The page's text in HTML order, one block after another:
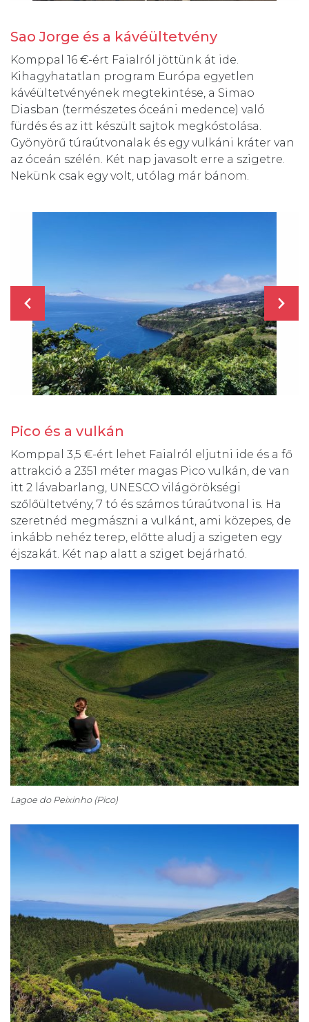
Sao Jorge és a kávéültetvény
Komppal 16 €-ért Faialról jöttünk át ide.
Kihagyhatatlan program Európa egyetlen
kávéültetvényének megtekintése, a Simao
Diasban (természetes óceáni medence) való
fürdés és az itt készült sajtok megkóstolása.
Gyönyörű túraútvonalak és egy vulkáni kráter van
az óceán szélén. Két nap javasolt erre a szigetre.
Nekünk csak egy volt, utólag már bánom.
Pico és a vulkán
Komppal 3,5 €-ért lehet Faialról eljutni ide és a fő
attrakció a 2351 méter magas Pico vulkán, de van
itt 2 lávabarlang, UNESCO világörökségi
szőlőültetvény, 7 tó és számos túraútvonal is. Ha
szeretnéd megmászni a vulkánt, ami közepes, de
inkább nehéz terep, előtte aludj a szigeten egy
éjszakát. Két nap alatt a sziget bejárható.
Lagoe do Peixinho (Pico)